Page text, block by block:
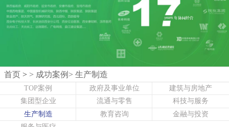
首页 > > 成功案例 > 生产制造
TOP案例 政府及事业单位
建筑与房地产
集团型企业
流通与零售
科技与服务
生产制造
教育咨询
金融与投资